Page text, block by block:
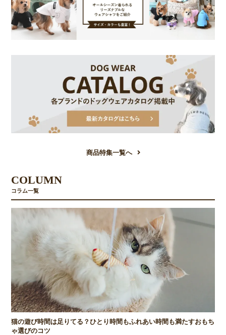
商品特集一覧へ
COLUMN
コラム一覧
猫の遊び時間は足りてる？ひとり時間もふれあい時間も満たすおもち
ゃ選びのコツ